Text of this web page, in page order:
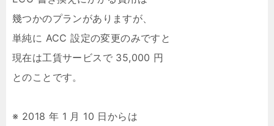
幾つかのプランがありますが、
単純に ACC 設定の変更のみですと
現在は工賃サービスで 35,000 円
とのことです。
※ 2018 年 1 月 10 日からは